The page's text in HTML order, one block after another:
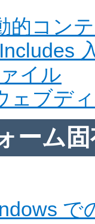
的コン
イル
ェブデ
ーム
で